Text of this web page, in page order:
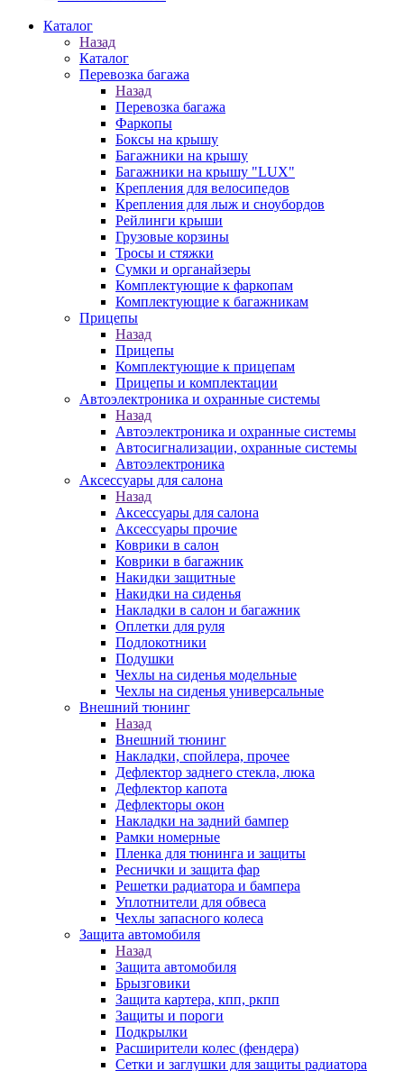
Каталог
Назад
Каталог
Перевозка багажа
Назад
Перевозка багажа
Фаркопы
Боксы на крышу
Багажники на крышу
Багажники на крышу "LUX"
Крепления для велосипедов
Крепления для лыж и сноубордов
Рейлинги крыши
Грузовые корзины
Тросы и стяжки
Сумки и органайзеры
Комплектующие к фаркопам
Комплектующие к багажникам
Прицепы
Назад
Прицепы
Комплектующие к прицепам
Прицепы и комплектации
Автоэлектроника и охранные системы
Назад
Автоэлектроника и охранные системы
Автосигнализации, охранные системы
Автоэлектроника
Аксессуары для салона
Назад
Аксессуары для салона
Аксессуары прочие
Коврики в салон
Коврики в багажник
Накидки защитные
Накидки на сиденья
Накладки в салон и багажник
Оплетки для руля
Подлокотники
Подушки
Чехлы на сиденья модельные
Чехлы на сиденья универсальные
Внешний тюнинг
Назад
Внешний тюнинг
Накладки, спойлера, прочее
Дефлектор заднего стекла, люка
Дефлектор капота
Дефлекторы окон
Накладки на задний бампер
Рамки номерные
Пленка для тюнинга и защиты
Реснички и защита фар
Решетки радиатора и бампера
Уплотнители для обвеса
Чехлы запасного колеса
Защита автомобиля
Назад
Защита автомобиля
Брызговики
Защита картера, кпп, ркпп
Защиты и пороги
Подкрылки
Расширители колес (фендера)
Сетки и заглушки для защиты радиатора